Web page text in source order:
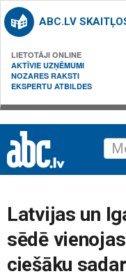
ABC.LV
LIETOTĀJI ONLINE
AKTĪVIE UZŅĒMUMI
NOZARES RAKSTI
EKSPERTU ATBILDES
Latvijas un
sēdē
ciešāku